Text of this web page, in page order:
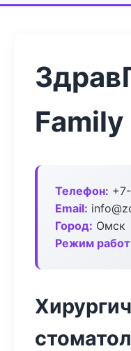
Телефон:
Email:
Город: Омск
Режим